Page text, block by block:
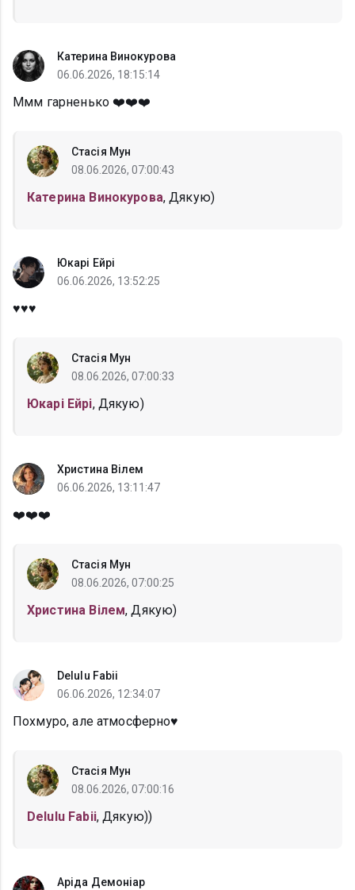
Катерина Винокурова
06.06.2026, 18:15:14
Ммм гарненько ❤️❤️❤️
Стасія Мун
08.06.2026, 07:00:43
Катерина Винокурова, Дякую)
Юкарі Ейрі
06.06.2026, 13:52:25
♥️♥️♥️
Стасія Мун
08.06.2026, 07:00:33
Юкарі Ейрі, Дякую)
Христина Вілем
06.06.2026, 13:11:47
❤️❤️❤️
Стасія Мун
08.06.2026, 07:00:25
Христина Вілем, Дякую)
Delulu Fabii
06.06.2026, 12:34:07
Похмуро, але атмосферно♥️
Стасія Мун
08.06.2026, 07:00:16
Delulu Fabii, Дякую))
Аріда Демоніар